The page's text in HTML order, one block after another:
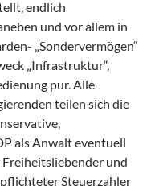
endlich
und vor allem in
„Sondervermögen“
„Infrastruktur“,
pur. Alle
teilen sich die
als Anwalt eventuell
Freiheitsliebender und
Steuerzahler